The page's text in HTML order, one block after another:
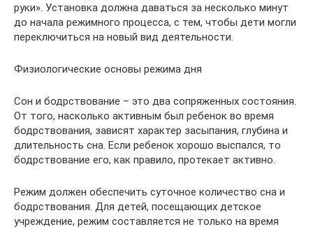
руки». Установка должна даваться за несколько минут
до начала режимного процесса, с тем, чтобы дети могли
переключиться на новый вид деятельности.
Физиологические основы режима дня
Сон и бодрствование – это два сопряженных состояния.
От того, насколько активным был ребенок во время
бодрствования, зависят характер засыпания, глубина и
длительность сна. Если ребенок хорошо выспался, то
бодрствование его, как правило, протекает активно.
Режим должен обеспечить суточное количество сна и
бодрствования. Для детей, посещающих детское
учреждение, режим составляется не только на время